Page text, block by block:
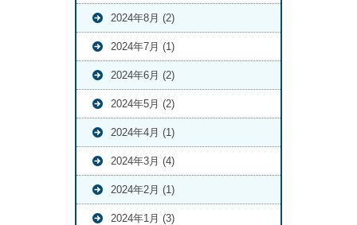
2024年8月 (2)
2024年7月 (1)
2024年6月 (2)
2024年5月 (2)
2024年4月 (1)
2024年3月 (4)
2024年2月 (1)
2024年1月 (3)